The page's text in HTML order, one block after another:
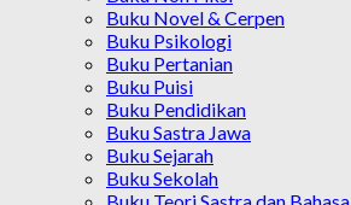
Buku Novel & Cerpen
Buku Psikologi
Buku Pertanian
Buku Puisi
Buku Pendidikan
Buku Sastra Jawa
Buku Sejarah
Buku Sekolah